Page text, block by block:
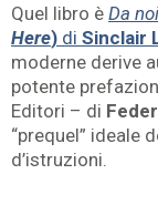
Quel libro è Da
Here) di Sinclair
moderne derive
potente
Editori – di
“prequel” ideale
d’istruzioni.